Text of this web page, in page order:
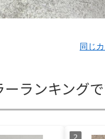
同じ
ランキング